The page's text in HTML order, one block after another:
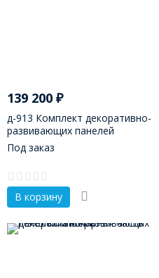
139 200 ₽
д-913 Комплект декоративно-
развивающих панелей
"Городской транспорт"
Под заказ
В корзину